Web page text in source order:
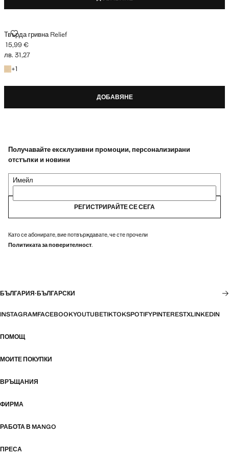
Твърда гривна Relief
ТВЪРДА ГРИВНА RELIEF
Текуща цена [15,99 € лв. 31,27]
15,99 €
лв. 31,27
+1
+ 1 цвят
ДОБАВЯНЕ
Получавайте ексклузивни промоции, персонализирани
отстъпки и новини
Имейл
РЕГИСТРИРАЙТЕ СЕ СЕГА
Като се абонирате, вие потвърждавате, че сте прочели
Политиката за поверителност.
БЪЛГАРИЯ·БЪЛГАРСКИ
INSTAGRAMFACEBOOKYOUTUBETIKTOKSPOTIFYPINTERESTXLINKEDIN
ПОМОЩ
МОИТЕ ПОКУПКИ
ВРЪЩАНИЯ
ФИРМА
РАБОТА В MANGO
ПРЕСА